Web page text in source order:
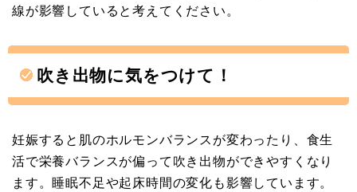
線が影響していると考えてください。
吹き出物に気をつけて！
妊娠すると肌のホルモンバランスが変わったり、食生
活で栄養バランスが偏って吹き出物ができやすくなり
ます。睡眠不足や起床時間の変化も影響しています。